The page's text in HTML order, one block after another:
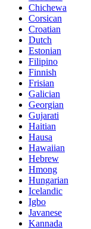
Chichewa
Corsican
Croatian
Dutch
Estonian
Filipino
Finnish
Frisian
Galician
Georgian
Gujarati
Haitian
Hausa
Hawaiian
Hebrew
Hmong
Hungarian
Icelandic
Igbo
Javanese
Kannada